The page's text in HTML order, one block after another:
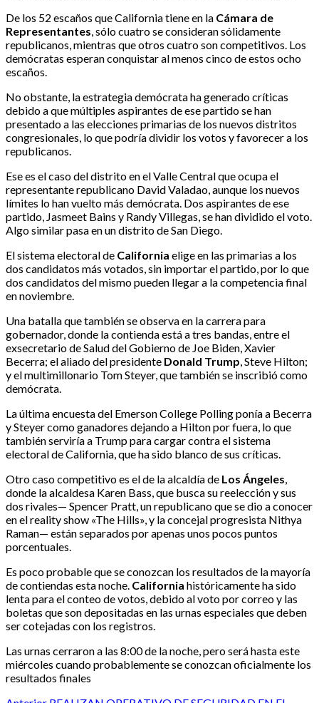
De los 52 escaños que California tiene en la Cámara de
Representantes , sólo cuatro se consideran sólidamente
republicanos, mientras que otros cuatro son competitivos. Los
demócratas esperan conquistar al menos cinco de estos ocho
escaños.
No obstante, la estrategia demócrata ha generado críticas
debido a que múltiples aspirantes de ese partido se han
presentado a las elecciones primarias de los nuevos distritos
congresionales, lo que podría dividir los votos y favorecer a los
republicanos.
Ese es el caso del distrito en el Valle Central que ocupa el
representante republicano David Valadao, aunque los nuevos
límites lo han vuelto más demócrata. Dos aspirantes de ese
partido, Jasmeet Bains y Randy Villegas, se han dividido el voto.
Algo similar pasa en un distrito de San Diego.
El sistema electoral de California elige en las primarias a los
dos candidatos más votados, sin importar el partido, por lo que
dos candidatos del mismo pueden llegar a la competencia final
en noviembre.
Una batalla que también se observa en la carrera para
gobernador, donde la contienda está a tres bandas, entre el
exsecretario de Salud del Gobierno de Joe Biden, Xavier
Becerra; el aliado del presidente Donald Trump , Steve Hilton;
y el multimillonario Tom Steyer, que también se inscribió como
demócrata.
La última encuesta del Emerson College Polling ponía a Becerra
y Steyer como ganadores dejando a Hilton por fuera, lo que
también serviría a Trump para cargar contra el sistema
electoral de California, que ha sido blanco de sus críticas.
Otro caso competitivo es el de la alcaldía de Los Ángeles
donde la alcaldesa Karen Bass, que busca su reelección y sus
dos rivales— Spencer Pratt, un republicano que se dio a conocer
en el reality show «The Hills», y la concejal progresista Nithya
Raman— están separados por apenas unos pocos puntos
porcentuales.
Es poco probable que se conozcan los resultados de la mayoría
de contiendas esta noche. California históricamente ha sido
lenta para el conteo de votos, debido al voto por correo y las
boletas que son depositadas en las urnas especiales que deben
ser cotejadas con los registros.
Las urnas cerraron a las 8:00 de la noche, pero será hasta este
miércoles cuando probablemente se conozcan oficialmente los
resultados finales